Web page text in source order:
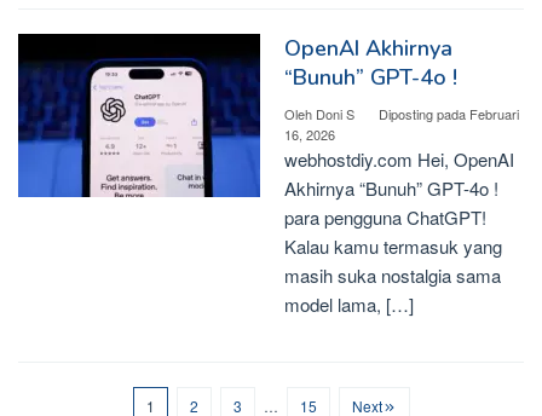
OpenAI Akhirnya
“Bunuh” GPT-4o !
Oleh Doni S Diposting pada Februari
16, 2026
webhostdiy.com Hei, OpenAI
Akhirnya “Bunuh” GPT-4o !
para pengguna ChatGPT!
Kalau kamu termasuk yang
masih suka nostalgia sama
model lama, […]
1 2 3 … 15 Next